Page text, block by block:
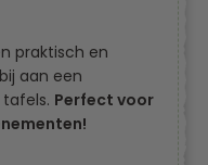
praktisch en
aan een
Perfect voor